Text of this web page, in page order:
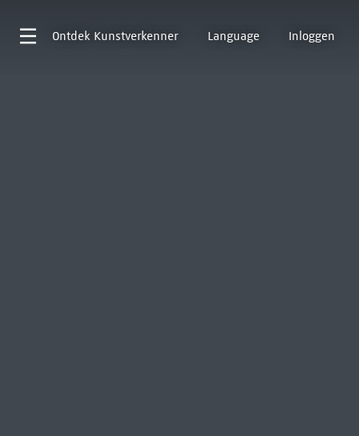
Ontdek Kunstverkenner Language Inloggen